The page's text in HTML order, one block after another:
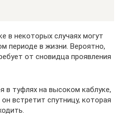
в некоторых случаях могут
периоде в жизни. Вероятно,
от сновидца проявления
в туфлях на высоком каблуке,
встретит спутницу, которая